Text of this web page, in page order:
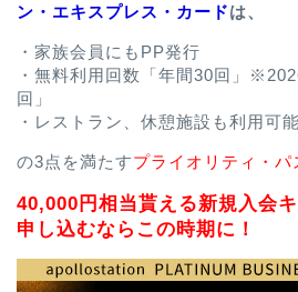
ン・エキスプレス・カードは、
・家族会員にもPP発行
・無料利用回数「年間30回」
回」
・レストラン、休憩施設も利用可能
の3点を満たすプライオリティ・パ
40,000円相当貰える新規入会
申し込むならこの時期に！